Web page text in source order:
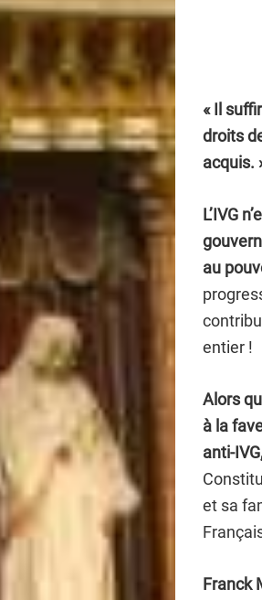
« Il
droits
acquis.
L’IVG
au
entier !
Alors
à la
et sa
Franck